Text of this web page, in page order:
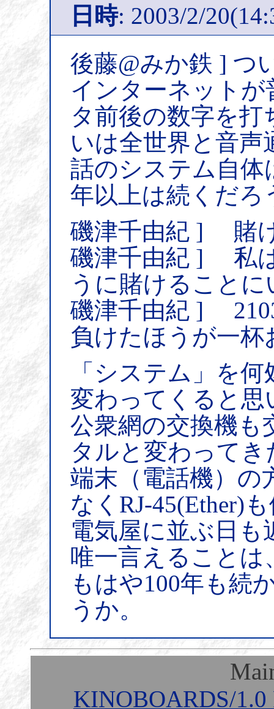
日時: 2003/2/
後藤@みか鉄 ] つ
インターネット
タ前後の数字を
いは全世界と音
話のシステム自体
年以上は続くだろ
磯津千由紀 ] 賭
磯津千由紀 ] 私
うに賭けること
磯津千由紀 ]
負けたほうが一杯
「システム」を
変わってくると思
公衆網の交換機
タルと変わってき
端末（電話機）の
なくRJ-45(Ether)
電気屋に並ぶ日も
唯一言えることは
もはや100年も続
うか。
KINOBOARDS/1.0